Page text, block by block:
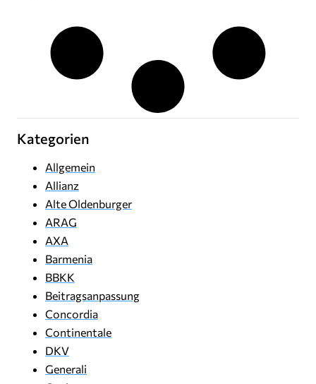
Kategorien
Allgemein
Allianz
Alte Oldenburger
ARAG
AXA
Barmenia
BBKK
Beitragsanpassung
Concordia
Continentale
DKV
Generali